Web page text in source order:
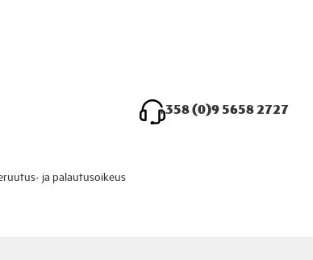
+358 (0)9 5658 2727
ja palautusoikeus